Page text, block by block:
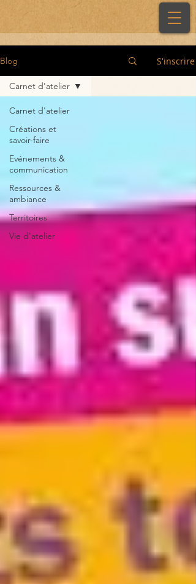
Blog S'inscrire
Carnet d'atelier
Créations et
savoir-faire
Evénements &
communication
Ressources &
ambiance
Territoires
Vie d'atelier
Carnet d'atelier